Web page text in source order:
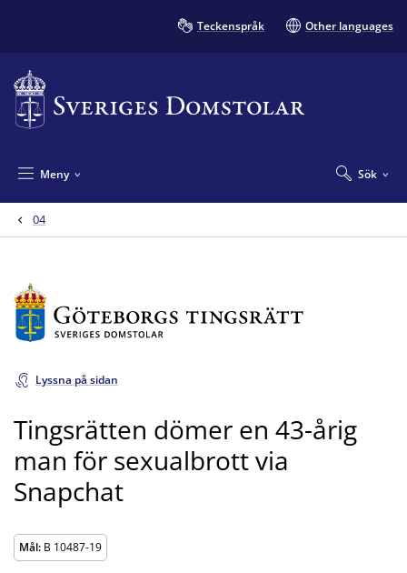
Teckenspråk Other languages
Sök
Meny
04
Lyssna på sidan
Tingsrätten dömer en 43-årig
man för sexualbrott via
Snapchat
Mål: B 10487-19